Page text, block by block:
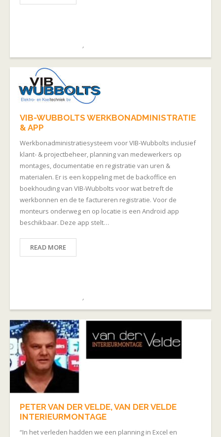
,
VIB-WUBBOLTS WERKBONADMINISTRATIE
& APP
Werkbonadministratiesysteem voor VIB-Wubbolts inclusief
klant- & projectbeheer, planning van medewerkers op
montages, documentatie en registratie van uren &
materialen. Er is een koppeling met de backoffice en
boekhouding van VIB-Wubbolts voor wat betreft de
werkbonnen en de te factureren registratie. Voor de
monteurs onderweg en op locatie is een Android app
beschikbaar. Deze app stelt…
READ MORE
,
PETER VAN DER VELDE, VAN DER VELDE
INTERIEURMONTAGE
“In het verleden hadden we een planning in Excel en